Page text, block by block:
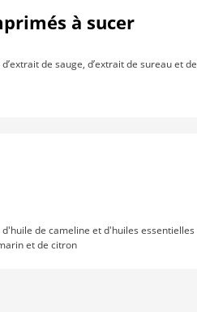
à sucer
de sauge, d’extrait de sureau et de
de cameline et d'huiles essentielles
et de citron